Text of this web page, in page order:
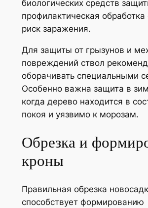
биологических средств
профилактическая
риск заражения.
Для защиты от грызунов и
повреждений ствол
оборачивать специальными
Особенно важна защита в
когда дерево находится в
покоя и уязвимо к морозам.
Обрезка и
кроны
Правильная обрезка
способствует формированию